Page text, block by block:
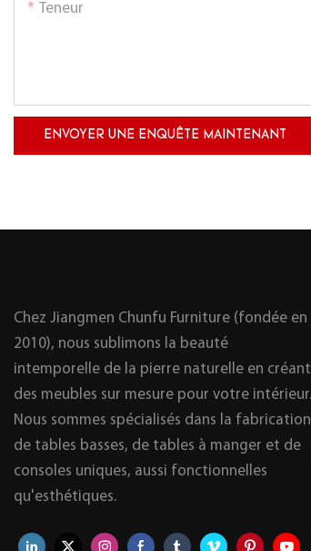
Teneur
ENVOYER UNE ENQUÊTE MAINTENANT
Chez Jiangmen Chunfu Furniture (fondée en
2010), nous sublimons la beauté
intemporelle de la pierre naturelle en créant
des meubles sur mesure pour votre intérieur.
Nous sommes spécialisés dans la fabrication
de tables basses, de tables à manger et de
consoles uniques, aussi fonctionnelles
qu'esthétiques.